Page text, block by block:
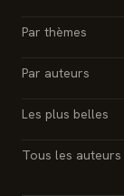
Par thèmes
Par auteurs
Les plus belles
Tous les auteurs